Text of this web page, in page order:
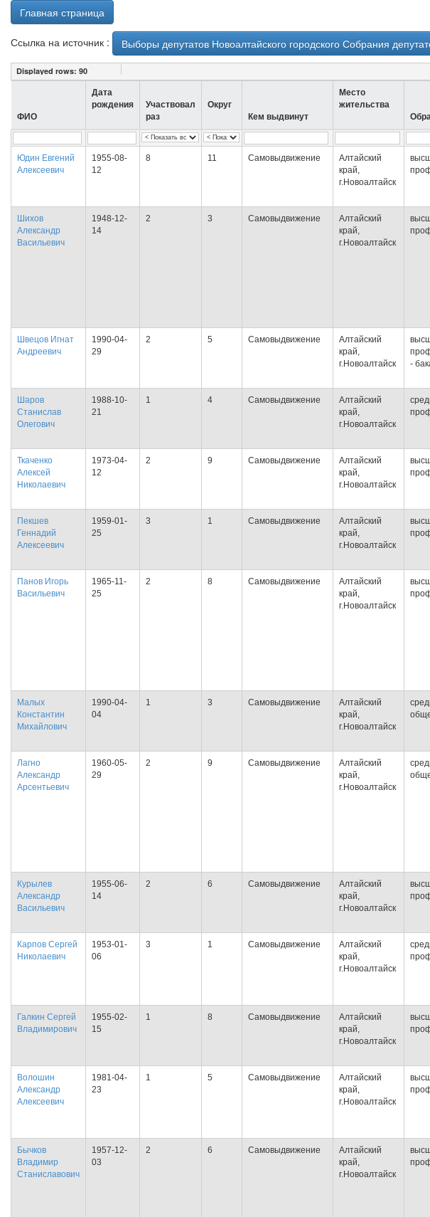
Главная страница
Ссылка на источник : Выборы депутатов Новоалтайского городского Собрания
Displayed rows: 90
ФИО
Дата
рождения
Участвовал
раз
Округ
Кем выдвинут
Место
жительства
Юдин Евгений
Алексеевич
1955-08-
12
8 11 Самовыдвижение
Алтайский
край,
г.Новоалтайск
Шихов
Александр
Васильевич
1948-12-
14
2 3 Самовыдвижение
Алтайский
край,
г.Новоалтайск
Швецов Игнат
Андреевич
1990-04-
29
2 5 Самовыдвижение
Алтайский
край,
г.Новоалтайск
-
Шаров
Станислав
Олегович
1988-10-
21
1 4 Самовыдвижение
Алтайский
край,
г.Новоалтайск
Ткаченко
Алексей
Николаевич
1973-04-
12
2 9 Самовыдвижение
Алтайский
край,
г.Новоалтайск
Пекшев
Геннадий
Алексеевич
1959-01-
25
3 1 Самовыдвижение
Алтайский
край,
г.Новоалтайск
Панов Игорь
Васильевич
1965-11-
25
2 8 Самовыдвижение
Алтайский
край,
г.Новоалтайск
Малых
Константин
Михайлович
1990-04-
04
1 3 Самовыдвижение
Алтайский
край,
г.Новоалтайск
Лагно
Александр
Арсентьевич
1960-05-
29
2 9 Самовыдвижение
Алтайский
край,
г.Новоалтайск
Курылев
Александр
Васильевич
1955-06-
14
2 6 Самовыдвижение
Алтайский
край,
г.Новоалтайск
Карпов Сергей
Николаевич
1953-01-
06
3 1 Самовыдвижение
Алтайский
край,
г.Новоалтайск
Галкин Сергей
Владимирович
1955-02-
15
1 8 Самовыдвижение
Алтайский
край,
г.Новоалтайск
Волошин
Александр
Алексеевич
1981-04-
23
1 5 Самовыдвижение
Алтайский
край,
г.Новоалтайск
Бычков
Владимир
Станиславович
1957-12-
03
2 6 Самовыдвижение
Алтайский
край,
г.Новоалтайск